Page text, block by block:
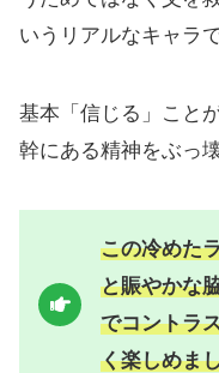
いうリアルなキャラで
基本「信じる」こと
幹にある精神をぶっ
この冷めた
と賑やかな
でコントラ
く楽しめま